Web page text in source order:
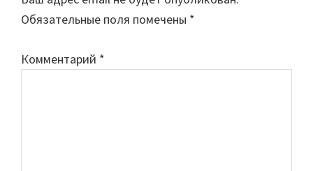
Обязательные поля помечены *
Комментарий *